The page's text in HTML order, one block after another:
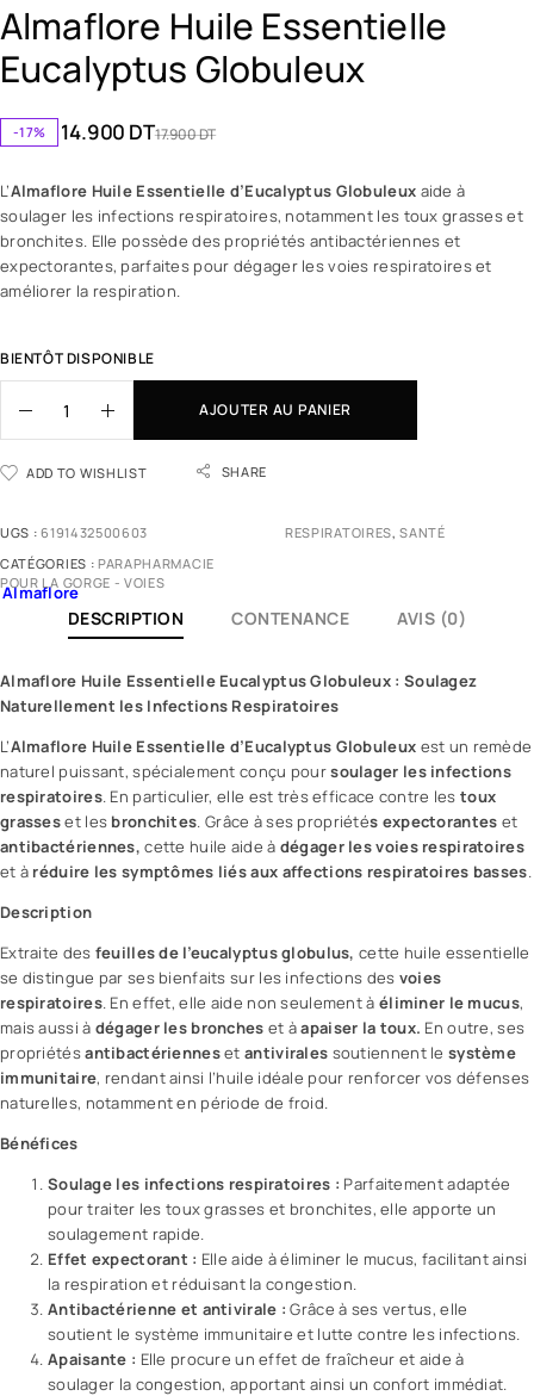
Almaflore Huile Essentielle
Eucalyptus Globuleux
-17% 17.900DT
14.900 DT
L’Almaflore Huile Essentielle d’Eucalyptus Globuleux aide à
soulager les infections respiratoires, notamment les toux grasses et
bronchites. Elle possède des propriétés antibactériennes et
expectorantes, parfaites pour dégager les voies respiratoires et
améliorer la respiration.
BIENTÔT DISPONIBLE
AJOUTER AU PANIER
ADD TO WISHLIST SHARE
UGS :6191432500603
CATÉGORIES : PARAPHARMACIE
POUR LA GORGE - VOIES
RESPIRATOIRES,SANTÉ
Almaflore
DESCRIPTION CONTENANCE AVIS (0)
Almaflore Huile Essentielle Eucalyptus Globuleux : Soulagez
Naturellement les Infections Respiratoires
L’Almaflore Huile Essentielle d’Eucalyptus Globuleux est un remède
naturel puissant, spécialement conçu poursoulager les infections
respiratoires. En particulier, elle est très efficace contre lestoux
grasseset les bronchites. Grâce à ses propriétés expectorantes et
antibactériennes, cette huile aide à dégager les voies respiratoires
et à réduire les symptômes liés aux affections respiratoires basses.
Description
Extraite des feuilles de l’eucalyptus globulus, cette huile essentielle
se distingue par ses bienfaits sur les infections des voies
respiratoires. En effet, elle aide non seulement à éliminer le mucus,
mais aussi à dégager les bronches et àapaiser la toux. En outre, ses
propriétésantibactériennesetantivirales soutiennent le système
immunitaire, rendant ainsi l’huile idéale pour renforcer vos défenses
naturelles, notamment en période de froid.
Bénéfices
Soulage les infections respiratoires : Parfaitement adaptée
pour traiter les toux grasses et bronchites, elle apporte un
soulagement rapide.
Effet expectorant : Elle aide à éliminer le mucus, facilitant ainsi
la respiration et réduisant la congestion.
Antibactérienne et antivirale : Grâce à ses vertus, elle
soutient le système immunitaire et lutte contre les infections.
Apaisante : Elle procure un effet de fraîcheur et aide à
soulager la congestion, apportant ainsi un confort immédiat.